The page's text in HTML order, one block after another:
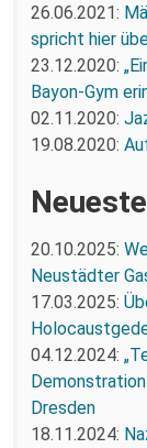
26.06.2021:
spricht hier
23.12.2020:
Bayon-Gym
02.11.2020:
19.08.2020:
20.10.2025:
Neustädter
17.03.2025:
04.12.2024:
Demonstration
Dresden
18.11.2024: